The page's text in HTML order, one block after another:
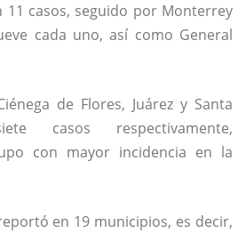
11 casos, seguido por Monterrey
cada uno, así como General
de Flores, Juárez y Santa
casos respectivamente,
con mayor incidencia en la
en 19 municipios, es decir,